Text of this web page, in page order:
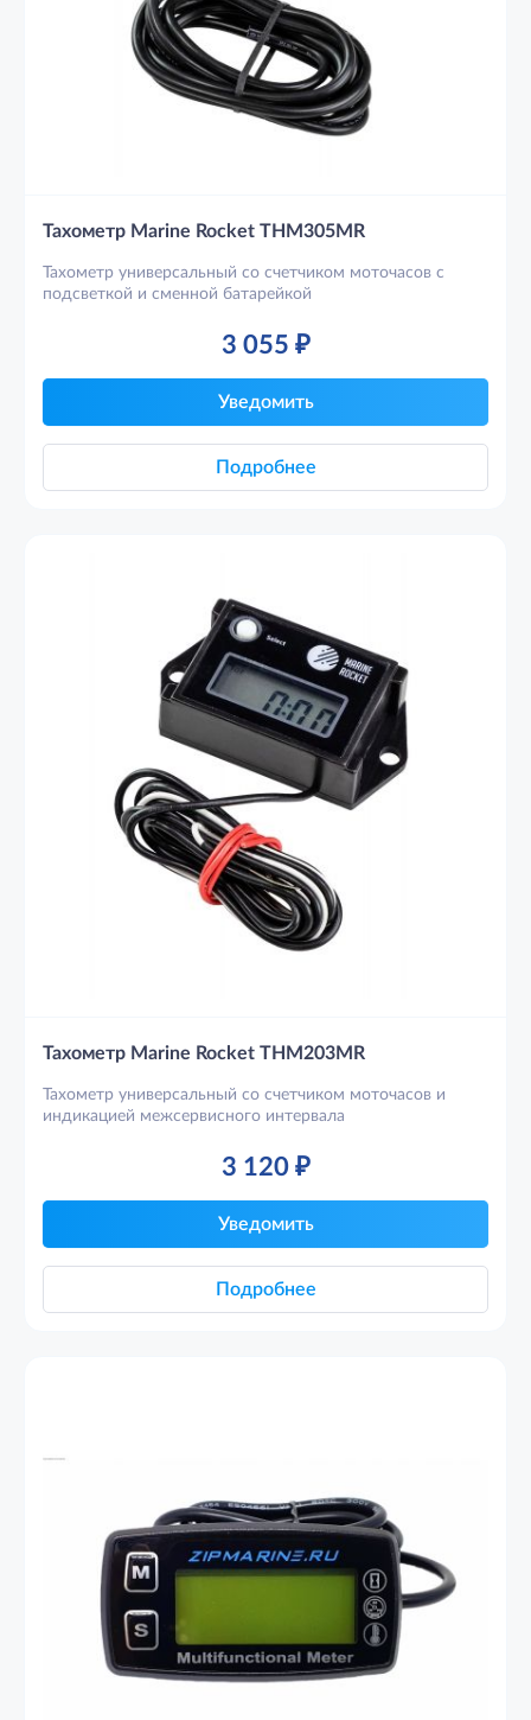
Тахометр Marine Rocket THM305MR
Тахометр универсальный со счетчиком моточасов с
подсветкой и сменной батарейкой
3 055 ₽
Уведомить
Подробнее
Тахометр Marine Rocket THM203MR
Тахометр универсальный со счетчиком моточасов и
индикацией межсервисного интервала
3 120₽
Уведомить
Подробнее